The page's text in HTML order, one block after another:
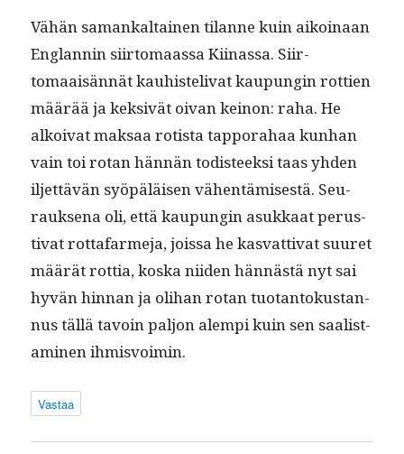
Vähän samankaltainen tilanne kuin aikoinaan
Englan­nin siir­tomaas­sa Kiinas­sa. Siir­
tomaaisän­nät kauhis­te­liv­at kaupun­gin rot­tien
määrää ja kek­sivät oivan keinon: raha. He
alkoi­vat mak­saa rotista tap­po­ra­haa kun­han
vain toi rotan hän­nän todis­teek­si taas yhden
iljet­tävän syöpäläisen vähen­tämis­es­tä. Seu­
rauk­se­na oli, että kaupun­gin asukkaat perus­
ti­vat rotta­farme­ja, jois­sa he kas­vat­ti­vat suuret
määrät rot­tia, kos­ka niiden hän­nästä nyt sai
hyvän hin­nan ja oli­han rotan tuotan­tokus­tan­
nus täl­lä tavoin paljon alem­pi kuin sen saal­is­t­
a­mi­nen ihmisvoimin.
Vastaa